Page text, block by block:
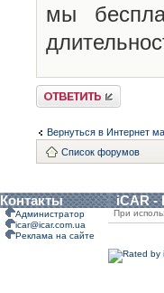
мы
Ответить
Вернуться в Интернет
Список форумов
Контакты iCAR -
Администратор
icar@icar.com.ua
Реклама на сайте
При